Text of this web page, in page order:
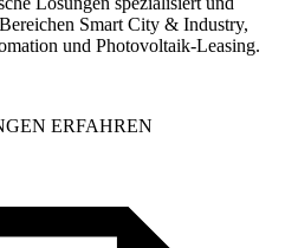
Smart City & Industry,
und Photovoltaik-Leasing.
ERFAHREN